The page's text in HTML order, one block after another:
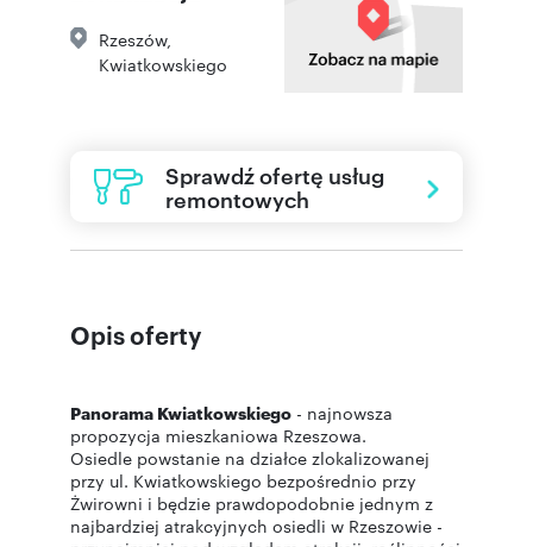
Rzeszów,
Kwiatkowskiego
Sprawdź ofertę usług
remontowych
Opis oferty
Panorama Kwiatkowskiego - najnowsza
propozycja mieszkaniowa Rzeszowa.
Osiedle powstanie na działce zlokalizowanej
przy ul. Kwiatkowskiego bezpośrednio przy
Żwirowni i będzie prawdopodobnie jednym z
najbardziej atrakcyjnych osiedli w Rzeszowie -